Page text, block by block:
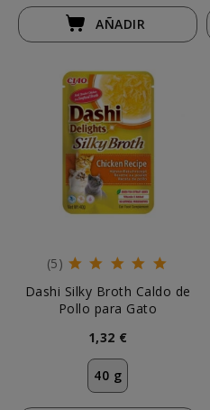
AÑADIR
(5)
Dashi Silky Broth Caldo de
Pollo para Gato
1,32 €
40 g